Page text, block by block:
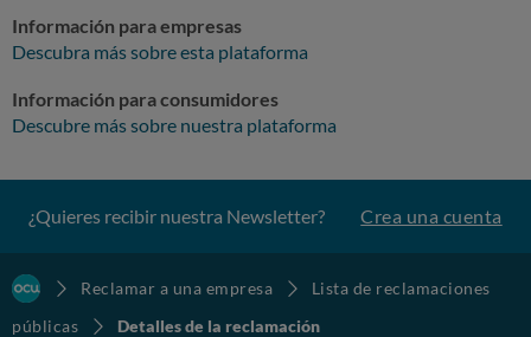
Información para empresas
Descubra más sobre esta plataforma
Información para consumidores
Descubre más sobre nuestra plataforma
¿Quieres recibir nuestra Newsletter? Crea una cuenta
Reclamar a una empresa
Lista de reclamaciones
públicas
Detalles de la reclamación